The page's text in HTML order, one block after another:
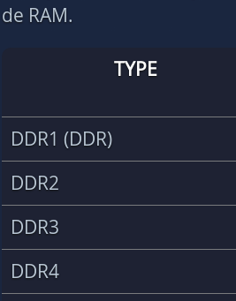
de RAM.
TYPE
DDR1 (DDR)
DDR2
DDR3
DDR4